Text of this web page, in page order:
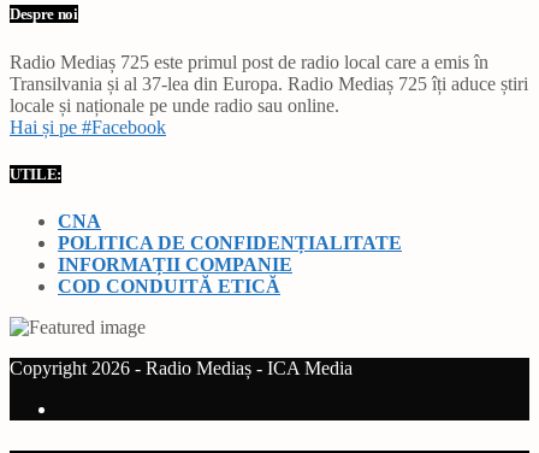
Despre noi
Radio Mediaș 725 este primul post de radio local care a emis în
Transilvania și al 37-lea din Europa. Radio Mediaș 725 îți aduce știri
locale și naționale pe unde radio sau online.
Hai și pe #Facebook
UTILE:
CNA
POLITICA DE CONFIDENȚIALITATE
INFORMAȚII COMPANIE
COD CONDUITĂ ETICĂ
Copyright 2026 - Radio Mediaș - ICA Media